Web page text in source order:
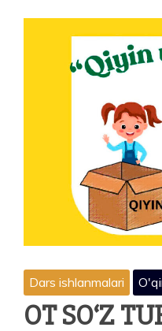
Dars ishlanmalari
OT SO‘Z